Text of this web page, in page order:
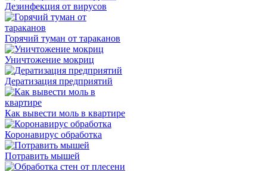
Дезинфекция от вирусов
Горячий туман от тараканов
Уничтожение мокриц
Дератизация предприятий
Как вывести моль в квартире
Коронавирус обработка
Потравить мышей